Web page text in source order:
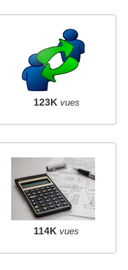
123K vues
114K vues